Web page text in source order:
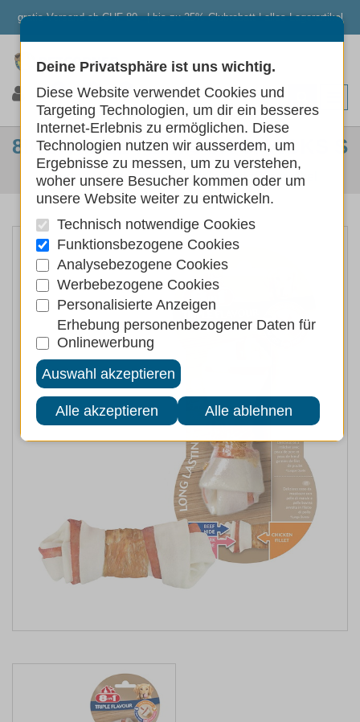
gratis Versand ab CHF 80.- | bis zu 25% Clubrabatt | alles Lagerartikel
0 0 0
8IN1TRIPLE FLAVOUR SNACKS S
Hunde Hundefutter Hundeleckerlis Kauartikel
Deine Privatsphäre ist uns wichtig.
Diese Website verwendet Cookies und
Targeting Technologien, um dir ein besseres
Internet-Erlebnis zu ermöglichen. Diese
Technologien nutzen wir ausserdem, um
Ergebnisse zu messen, um zu verstehen,
woher unsere Besucher kommen oder um
unsere Website weiter zu entwickeln.
Technisch notwendige Cookies
Funktionsbezogene Cookies
Analysebezogene Cookies
Werbebezogene Cookies
Personalisierte Anzeigen
Erhebung personenbezogener Daten für
Onlinewerbung